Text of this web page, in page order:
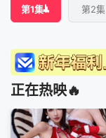
第1集 第2集
正在热映🔥